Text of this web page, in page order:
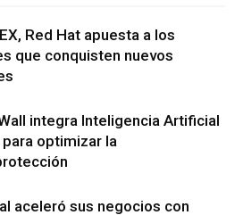
Red Hat apuesta a los
que conquisten nuevos
integra Inteligencia Artificial
para optimizar la
aceleró sus negocios con